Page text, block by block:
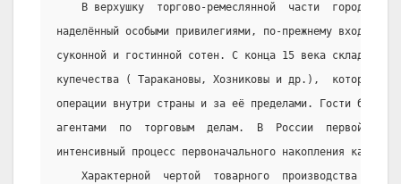
В верхушку  торгово-ремеслянной  части  городов,
наделённый особыми привилегиями, по-прежнему входили
суконной и гостинной сотен. С конца 15 века
купечества ( Таракановы, Хозниковы и др.),  которые
операции внутри страны и за её пределами. Гости были
агентами  по  торговым  делам.  В  России  первой
интенсивный процесс первоначального накопления
Характерной  чертой  товарного  производства